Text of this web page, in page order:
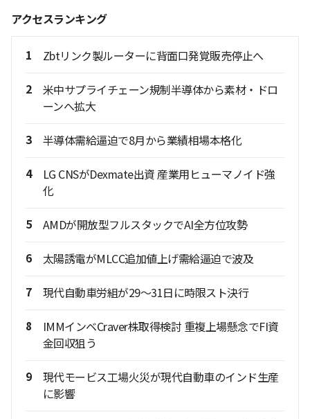
アクセスランキング
1 Zbtリンク製ルーターに背面口発覚販売停止へ
2
米中サプライチェーン規制半導体から素材・ドロ
ーンへ拡大
3 半導体需給逼迫で8月から業績相場本格化
4
LG CNSがDexmate出資 産業用ヒューマノイド強
化
5 AMDが開放型フルスタックでAI全方位攻勢
6 太陽誘電がMLCC追加値上げ需給逼迫で波及
7 現代自動車労組が29～31日に時限スト決行
8
IMMインベCraver株取得検討 重複上場懸念でFI資
金回収狙う
9
現代モービス工場火災が現代自動車のインド生産
に影響